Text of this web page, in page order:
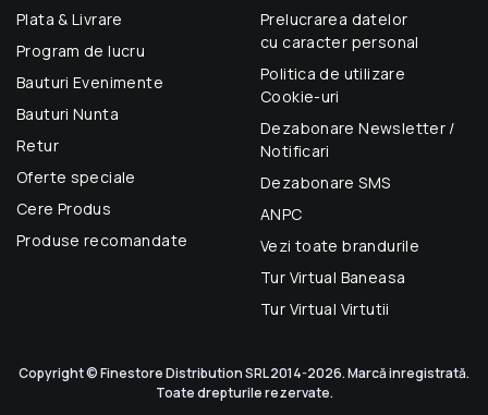
Plata & Livrare
Program de lucru
Bauturi Evenimente
Bauturi Nunta
Retur
Oferte speciale
Cere Produs
Produse recomandate
Prelucrarea datelor
cu caracter personal
Politica de utilizare
Cookie-uri
Dezabonare Newsletter /
Notificari
Dezabonare SMS
ANPC
Vezi toate brandurile
Tur Virtual Baneasa
Tur Virtual Virtutii
Copyright © Finestore Distribution SRL 2014-2026. Marcă inregistrată.
Toate drepturile rezervate.